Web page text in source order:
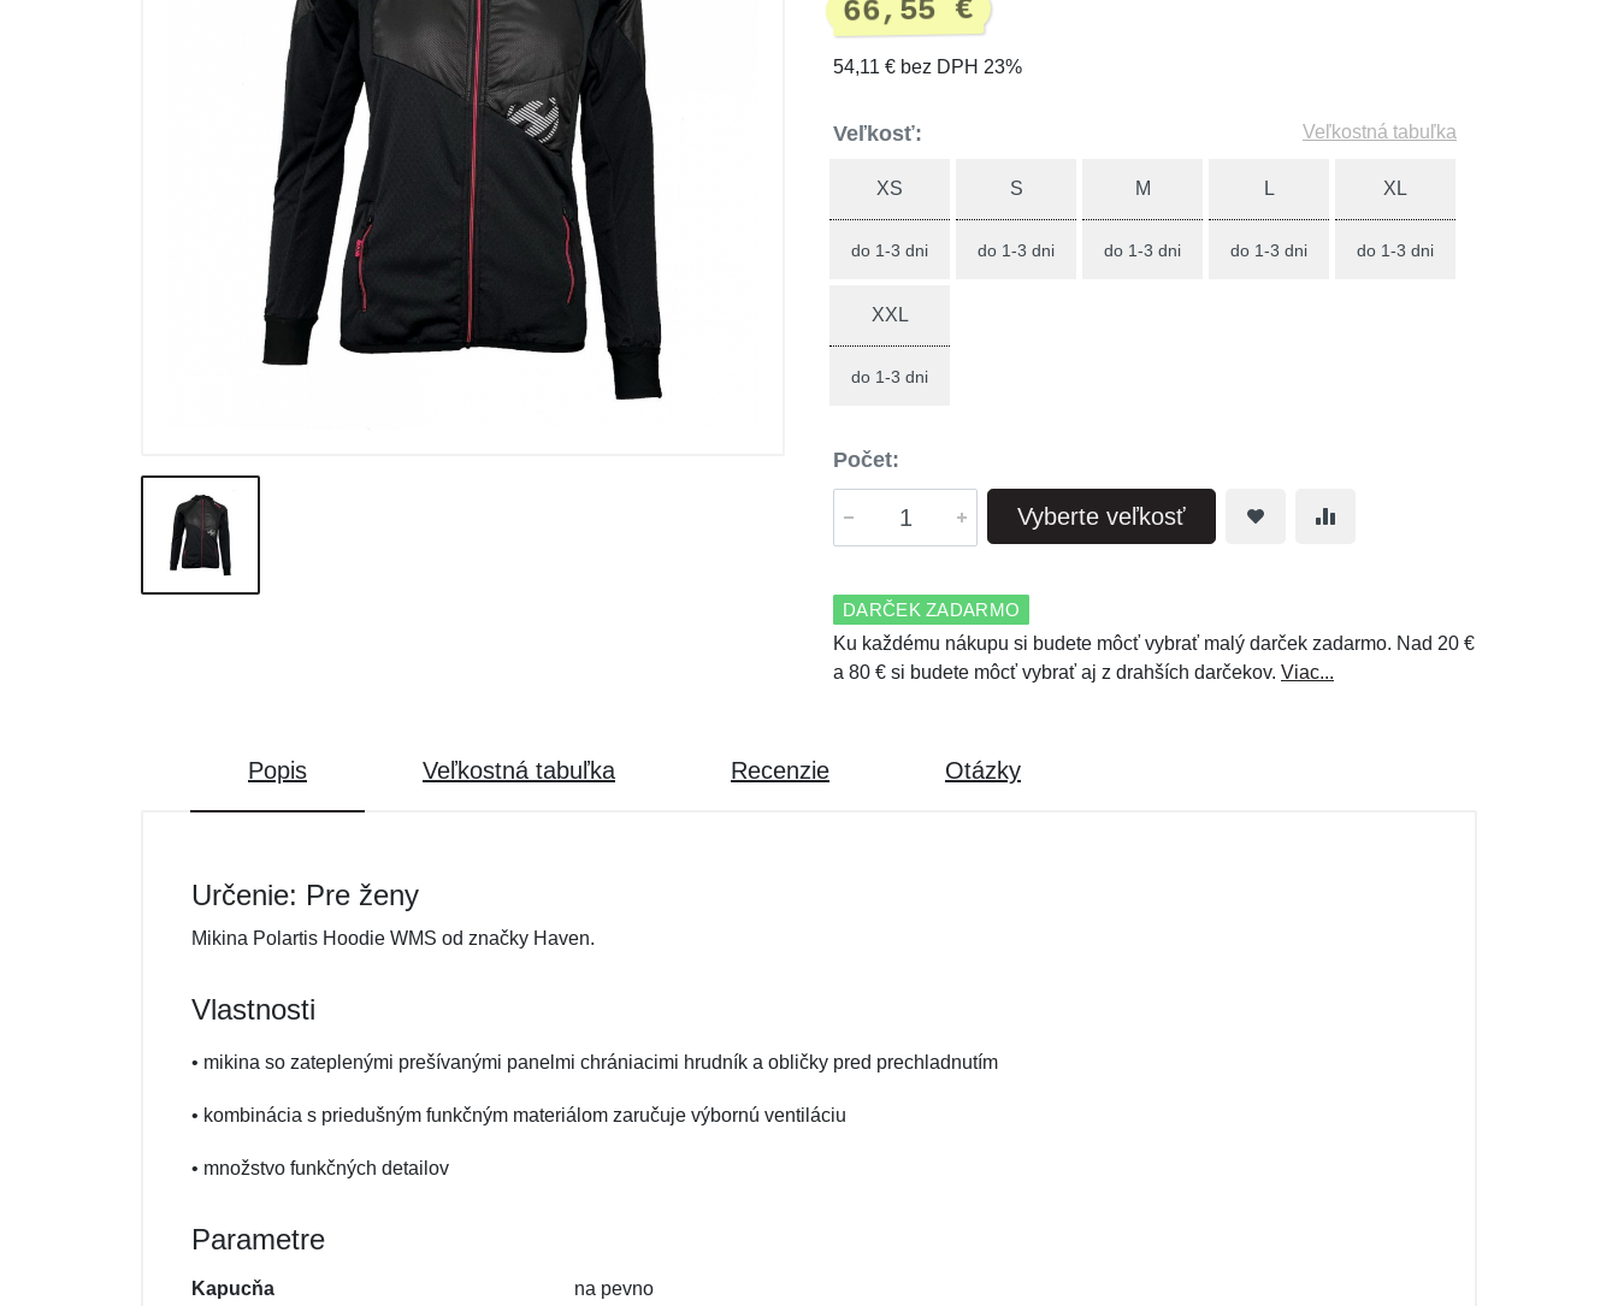
66,55 €
54,11 € bez DPH 23%
Veľkosť: Veľkostná tabuľka
XS
do 1-3 dni
S
do 1-3 dni
M
do 1-3 dni
L
do 1-3 dni
XL
do 1-3 dni
XXL
do 1-3 dni
Počet:
Vyberte veľkosť
DARČEK ZADARMO
Ku každému nákupu si budete môcť vybrať malý darček zadarmo. Nad 20 €
a 80 € si budete môcť vybrať aj z drahších darčekov. Viac...
Popis Veľkostná tabuľka Recenzie Otázky
Určenie: Pre ženy
Mikina Polartis Hoodie WMS od značky Haven.
Vlastnosti
• mikina so zateplenými prešívanými panelmi chrániacimi hrudník a obličky pred prechladnutím
• kombinácia s priedušným funkčným materiálom zaručuje výbornú ventiláciu
• množstvo funkčných detailov
Parametre
Kapucňa na pevno